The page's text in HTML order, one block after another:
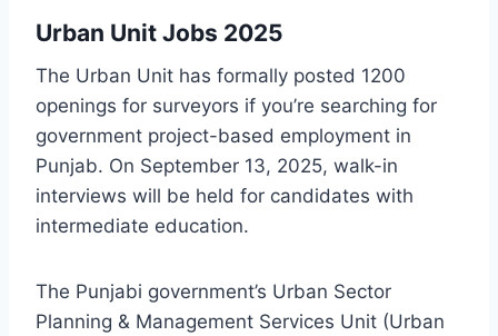
Urban Unit Jobs 2025
The Urban Unit has formally posted 1200
openings for surveyors if you’re searching for
government project-based employment in
Punjab. On September 13, 2025, walk-in
interviews will be held for candidates with
intermediate education.
The Punjabi government’s Urban Sector
Planning & Management Services Unit (Urban